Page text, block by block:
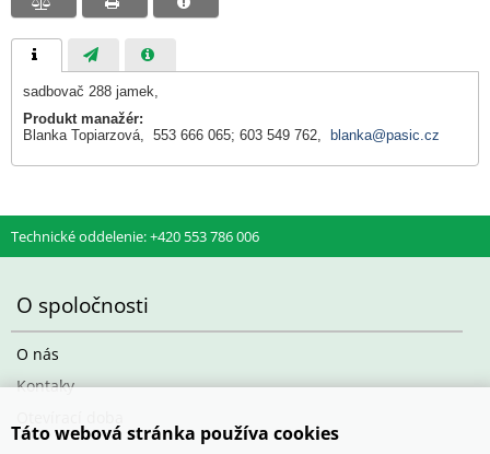
sadbovač 288 jamek,
Produkt manažér:
Blanka Topiarzová, 553 666 065; 603 549 762,
blanka@pasic.cz
Technické oddelenie: +420 553 786 006
O spoločnosti
O nás
Kontaky
Táto webová stránka používa cookies